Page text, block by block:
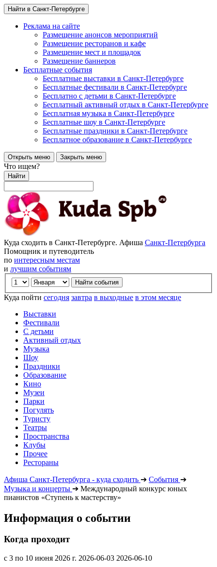
Найти в Санкт-Петербурге
Реклама на сайте
Размещение анонсов мероприятий
Размещение ресторанов и кафе
Размещение мест и площадок
Размещение баннеров
Бесплатные события
Бесплатные выставки в Санкт-Петербурге
Бесплатные фестивали в Санкт-Петербурге
Бесплатно с детьми в Санкт-Петербурге
Бесплатный активный отдых в Санкт-Петербурге
Бесплатная музыка в Санкт-Петербурге
Бесплатные шоу в Санкт-Петербурге
Бесплатные праздники в Санкт-Петербурге
Бесплатное образование в Санкт-Петербурге
Открыть меню Закрыть меню
Что ищем?
Найти
Куда сходить в Санкт-Петербурге. Афиша Санкт-Петербурга
Помощник и путеводитель
по интересным местам
и лучшим событиям
Куда пойти сегодня завтра в выходные в этом месяце
Выставки
Фестивали
С детьми
Активный отдых
Музыка
Шоу
Праздники
Образование
Кино
Музеи
Парки
Погулять
Туристу
Театры
Пространства
Клубы
Прочее
Рестораны
Афиша Санкт-Петербурга - куда сходить ➔ События ➔
Музыка и концерты ➔ Международный конкурс юных
пианистов «Ступень к мастерству»
Информация о событии
Когда проходит
с 3 по 10 июня 2026 г. 2026-06-03 2026-06-10